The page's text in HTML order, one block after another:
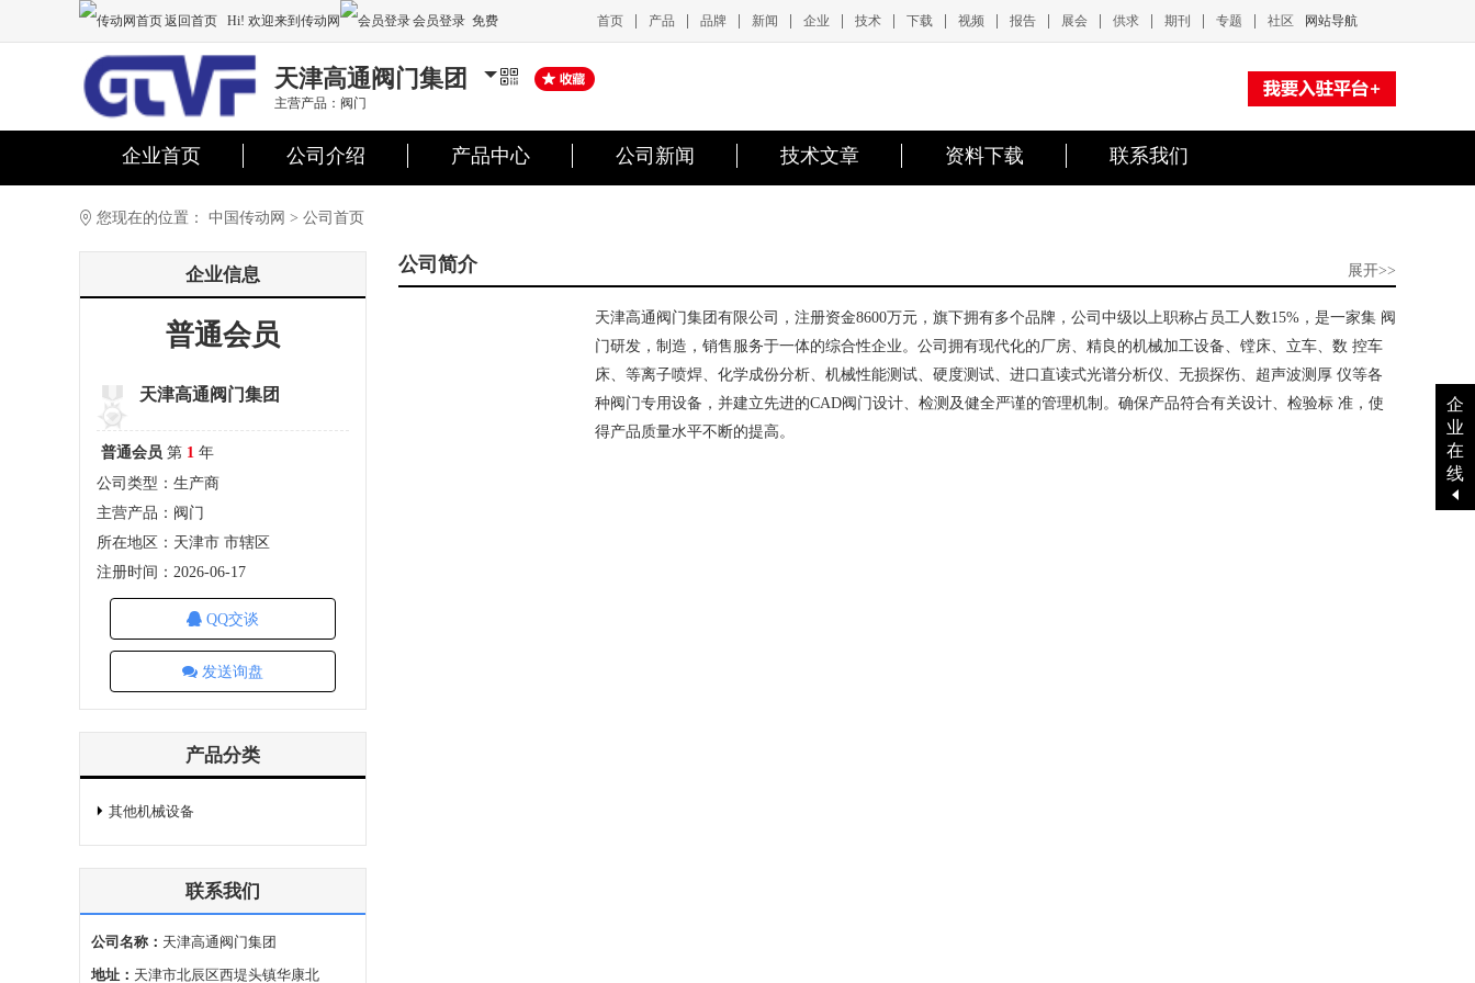
返回首页 Hi! 欢迎来到传动网 会员登录 免费
注册
首页 产品 品牌 新闻 企业 技术 下载 视频 报告 展会 供求 期刊 专题 社区 网站导航
天津高通阀门集团
主营产品：阀门
企业首页 公司介绍 产品中心 公司新闻 技术文章 资料下载 联系我们
您现在的位置： 中国传动网 > 公司首页
企业信息
普通会员
天津高通阀门集团
普通会员 第 1 年
公司类型：生产商
主营产品：阀门
所在地区：天津市 市辖区
注册时间：2026-06-17
QQ交谈
发送询盘
产品分类
其他机械设备
联系我们
公司名称： 天津高通阀门集团
地址： 天津市北辰区西堤头镇华康北
公司简介 展开>>
天津高通阀门集团有限公司，注册资金8600万元，旗下拥有多个品牌，公司中级以上职称占员工人数15%，是一家集 阀
门研发，制造，销售服务于一体的综合性企业。公司拥有现代化的厂房、精良的机械加工设备、镗床、立车、数 控车
床、等离子喷焊、化学成份分析、机械性能测试、硬度测试、进口直读式光谱分析仪、无损探伤、超声波测厚 仪等各
种阀门专用设备，并建立先进的CAD阀门设计、检测及健全严谨的管理机制。确保产品符合有关设计、检验标 准，使
得产品质量水平不断的提高。
企
业
在
线